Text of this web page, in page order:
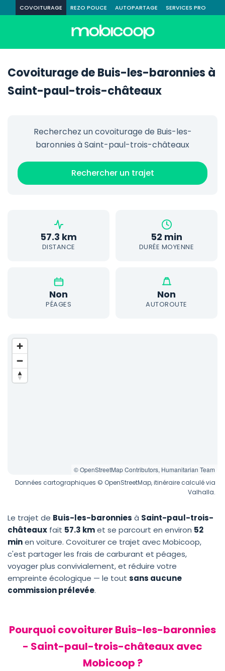
COVOITURAGE REZO POUCE AUTOPARTAGE SERVICES PRO
Covoiturage de Buis-les-baronnies à
Saint-paul-trois-châteaux
Recherchez un covoiturage de Buis-les-
baronnies à Saint-paul-trois-châteaux
Rechercher un trajet
57.3 km
DISTANCE
52 min
DURÉE MOYENNE
Non
PÉAGES
Non
AUTOROUTE
© OpenStreetMap Contributors, Humanitarian Team
Données cartographiques © OpenStreetMap, itinéraire calculé via
Valhalla.
Le trajet de Buis-les-baronnies à Saint-paul-trois-
châteaux fait 57.3 kmet se parcourt en environ 52
minen voiture. Covoiturer ce trajet avec Mobicoop,
c'est partager les frais de carburant et péages,
voyager plus convivialement, et réduire votre
empreinte écologique — le tout sans aucune
commission prélevée.
Pourquoi covoiturer Buis-les-baronnies
- Saint-paul-trois-châteaux avec
Mobicoop ?